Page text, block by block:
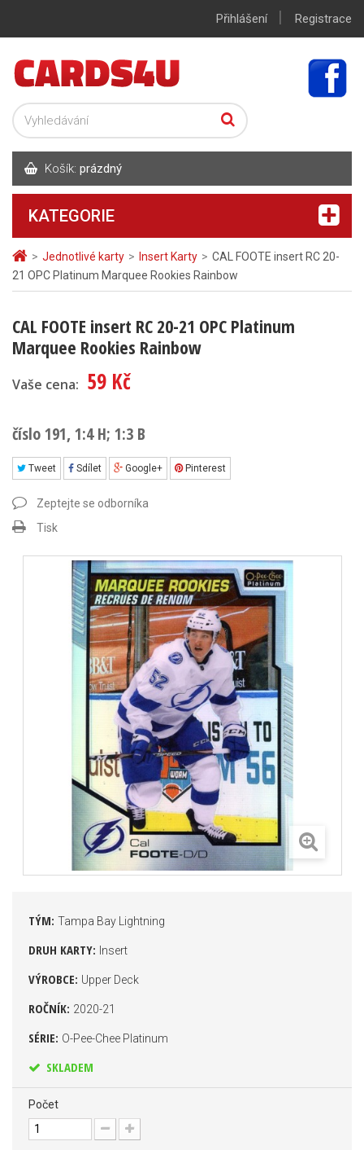
> Jednotlivé karty > Insert Karty > CAL FOOTE insert RC 20-
21 OPC Platinum Marquee Rookies Rainbow
CAL FOOTE insert RC 20-21 OPC Platinum
Marquee Rookies Rainbow
Vaše cena: 59 Kč
číslo 191, 1:4 H; 1:3 B
Tweet Sdílet Google+ Pinterest
Zeptejte se odborníka
Tisk
TÝM: Tampa Bay Lightning
DRUH KARTY: Insert
VÝROBCE: Upper Deck
ROČNÍK: 2020-21
SÉRIE: O-Pee-Chee Platinum
SKLADEM
Počet
Přihlášení | Registrace
Košík: prázdný
KATEGORIE